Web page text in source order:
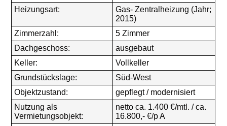
Heizungsart:
Gas- Zentralheizung (Jahr;
2015)
Zimmerzahl:
5 Zimmer
Dachgeschoss:
ausgebaut
Keller:
Vollkeller
Grundstückslage:
Süd-West
Objektzustand:
gepflegt / modernisiert
Nutzung als
Vermietungsobjekt:
netto ca. 1.400 €/mtl. / ca.
16.800,- €/p A